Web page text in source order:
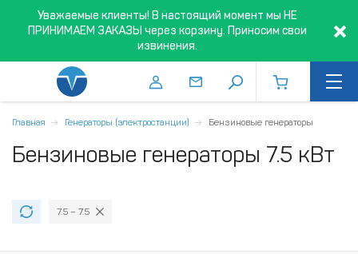
Уважаемые клиенты! В настоящий момент мы НЕ
ПРИНИМАЕМ ЗАКАЗЫ через корзину. Приносим свои
извинения.
Главная Генераторы (электростанции) Бензиновые генераторы
Бензиновые генераторы 7.5 кВт
7.5 – 7.5